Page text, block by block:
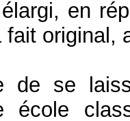
en
original,
de se
école